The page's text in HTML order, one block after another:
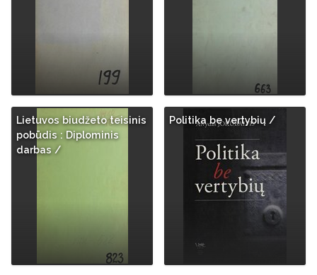
Lietuvos biudžeto teisinis
pobūdis : Diplominis
darbas /
Politika be vertybių /